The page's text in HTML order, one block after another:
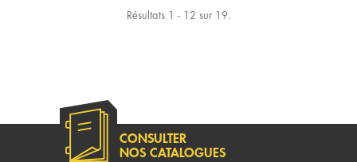
Résultats 1 - 12 sur 19.
CONSULTER
NOS CATALOGUES